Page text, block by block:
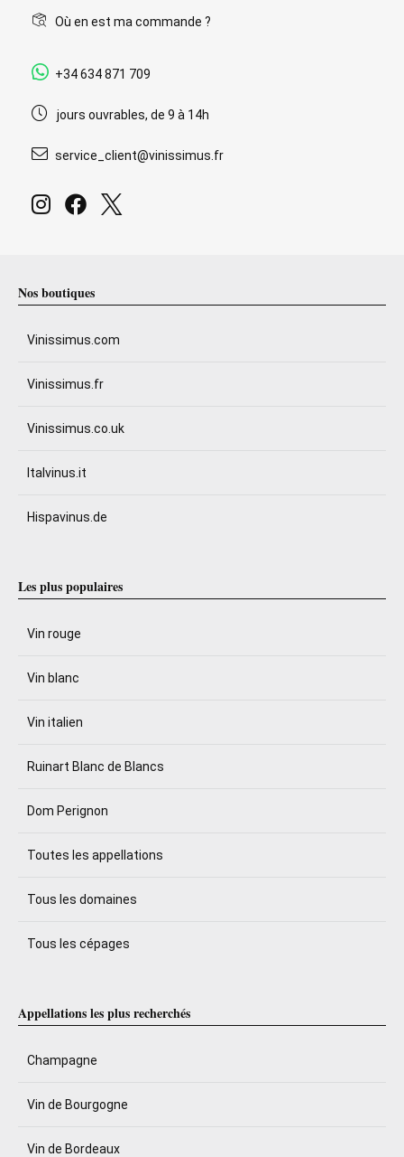
Où en est ma commande ?
+34 634 871 709
jours ouvrables, de 9 à 14h
service_client@vinissimus.fr
Nos boutiques
Vinissimus.com
Vinissimus.fr
Vinissimus.co.uk
Italvinus.it
Hispavinus.de
Les plus populaires
Vin rouge
Vin blanc
Vin italien
Ruinart Blanc de Blancs
Dom Perignon
Toutes les appellations
Tous les domaines
Tous les cépages
Appellations les plus recherchés
Champagne
Vin de Bourgogne
Vin de Bordeaux